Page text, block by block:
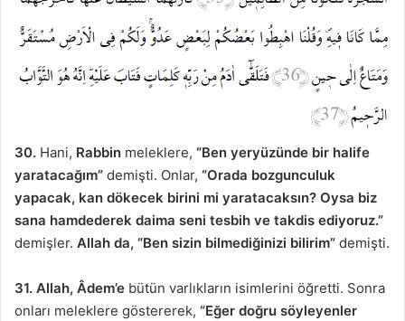
30. Hani, Rabbin meleklere, “Ben yeryüzünde bir halife
yaratacağım” demişti. Onlar, “Orada bozgunculuk
yapacak, kan dökecek birini mi yaratacaksın? Oysa biz
sana hamdederek daima seni tesbih ve takdis ediyoruz.”
demişler. Allah da, “Ben sizin bilmediğinizi bilirim” demişti.
31. Allah, Âdem’e bütün varlıkların isimlerini öğretti. Sonra
onları meleklere göstererek, “Eğer doğru söyleyenler